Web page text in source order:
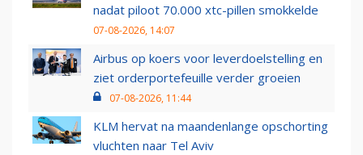
nadat piloot 70.000 xtc-pillen smokkelde
07-08-2026, 14:07
Airbus op koers voor leverdoelstelling en
ziet orderportefeuille verder groeien
07-08-2026, 11:44
KLM hervat na maandenlange opschorting
vluchten naar Tel Aviv